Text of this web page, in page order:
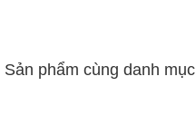
Sản phẩm cùng danh mục